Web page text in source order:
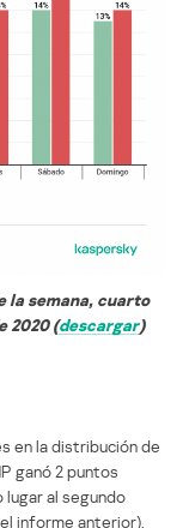
la semana, cuarto
2020 (descargar)
en la distribución de
ganó 2 puntos
al segundo
informe anterior).